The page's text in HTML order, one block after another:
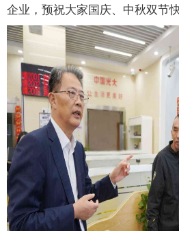
企业，预祝大家国庆、中秋双节